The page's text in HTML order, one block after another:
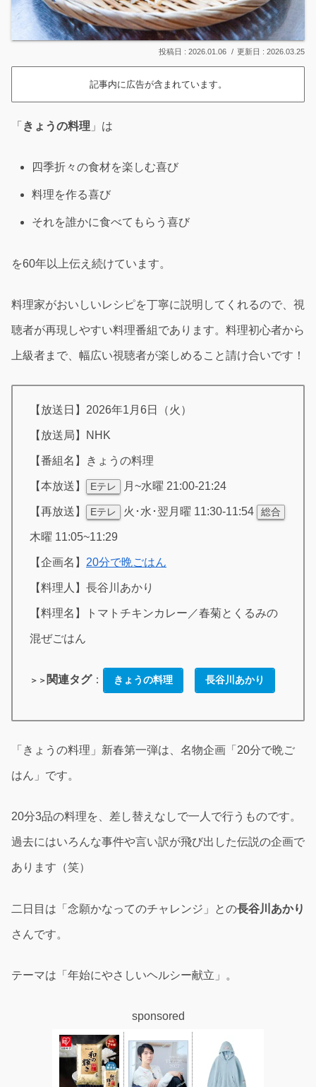
2026.01.06 2026.03.25
記事内に広告が含まれています。
「 きょうの料理 」は
四季折々の食材を楽しむ喜び
料理を作る喜び
それを誰かに食べてもらう喜び
を60年以上伝え続けています。
料理家がおいしいレシピを丁寧に説明してくれるので、視
聴者が再現しやすい料理番組であります。料理初心者から
上級者まで、幅広い視聴者が楽しめること請け合いです！
【放送日】2026年1月6日（火）
【放送局】NHK
【番組名】きょうの料理
【本放送】 Eテレ 月~水曜 21:00-21:24
【再放送】 Eテレ 火･水･翌月曜 11:30-11:54 総合
木曜 11:05~11:29
【企画名】 20分で晩ごはん
【料理人】長谷川あかり
【料理名】トマトチキンカレー／春菊とくるみの
混ぜごはん
＞＞ 関連タグ： きょうの料理 長谷川あかり
「きょうの料理」新春第一弾は、名物企画「20分で晩ご
はん」です。
20分3品の料理を、差し替えなしで一人で行うものです。
過去にはいろんな事件や言い訳が飛び出した伝説の企画で
あります（笑）
二日目は「念願かなってのチャレンジ」との長谷川あかり
さんです。
テーマは「年始にやさしいヘルシー献立」。
sponsored